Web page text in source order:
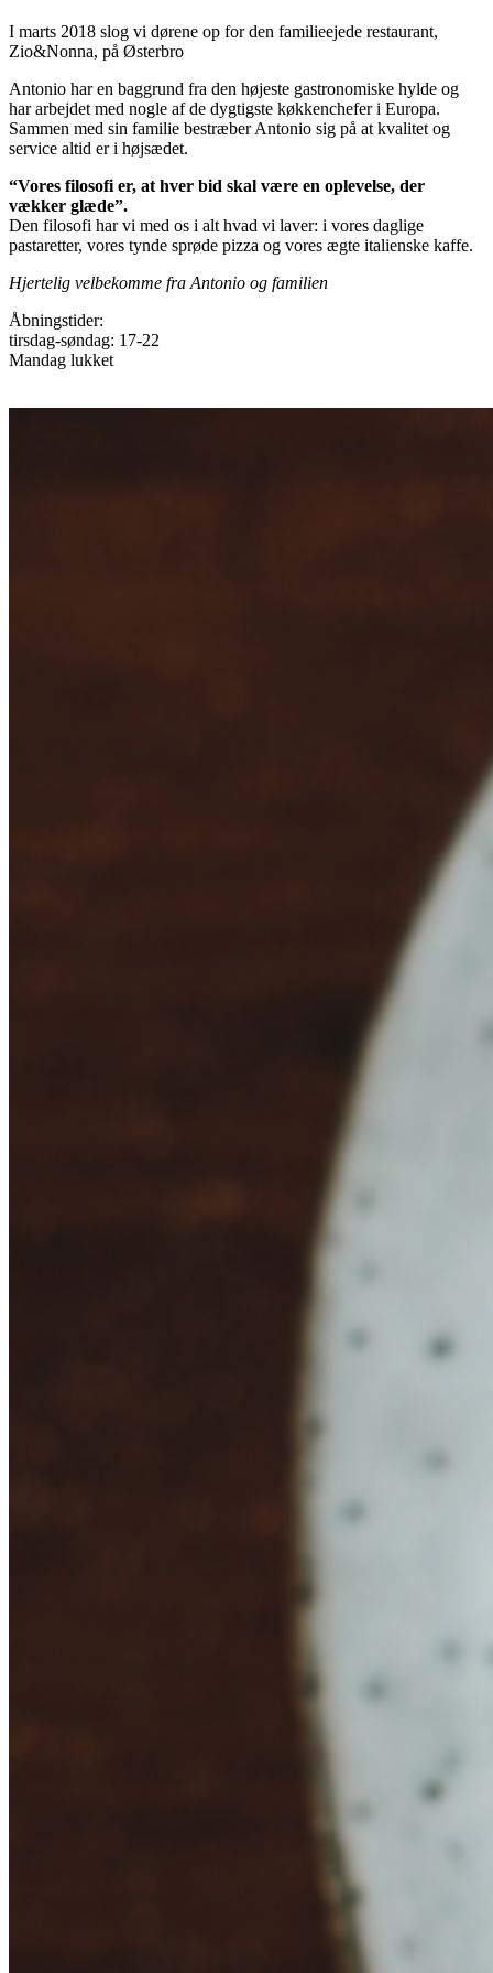
I marts 2018 slog vi dørene op for den familieejede restaurant,
Zio&Nonna, på Østerbro
Antonio har en baggrund fra den højeste gastronomiske hylde og
har arbejdet med nogle af de dygtigste køkkenchefer i Europa.
Sammen med sin familie bestræber Antonio sig på at kvalitet og
service altid er i højsædet.
“Vores filosofi er, at hver bid skal være en oplevelse, der
vækker glæde”.
Den filosofi har vi med os i alt hvad vi laver: i vores daglige
pastaretter, vores tynde sprøde pizza og vores ægte italienske kaffe.
Hjertelig velbekomme fra Antonio og familien
Åbningstider:
tirsdag-søndag: 17-22
Mandag lukket